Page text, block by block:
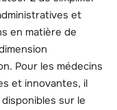
et
en matière de
Pour les médecins
et innovantes, il
sur le